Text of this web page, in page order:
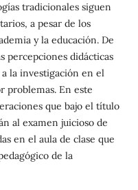
tradicionales siguen
a pesar de los
y la educación. De
percepciones didácticas
la investigación en el
problemas. En este
que bajo el título
al examen juicioso de
en el aula de clase que
de la